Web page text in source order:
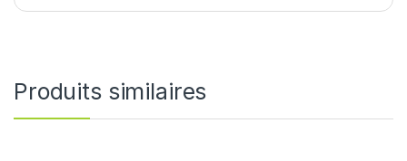
Produits similaires